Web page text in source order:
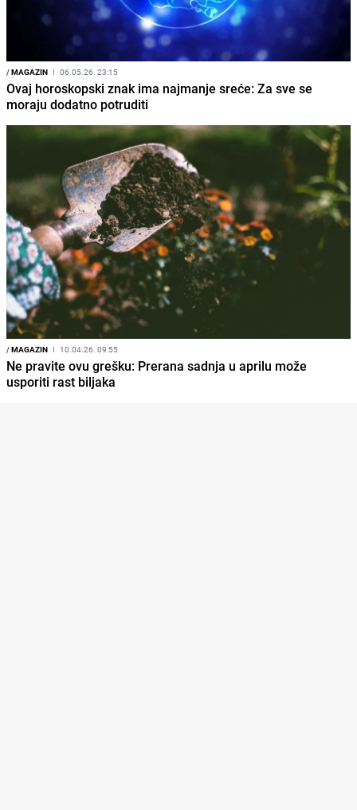
/MAGAZIN I 06.05.26. 23:15
Ovaj horoskopski znak ima najmanje sreće: Za sve se
moraju dodatno potruditi
/MAGAZIN I 10.04.26. 09:55
Ne pravite ovu grešku: Prerana sadnja u aprilu može
usporiti rast biljaka